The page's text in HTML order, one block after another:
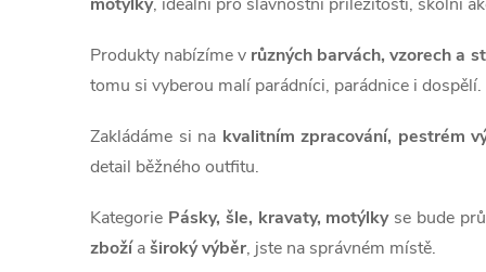
d
a
c
í
p
r
Produkty nabízíme v různých barvách, vzorech a
tomu si vyberou malí parádníci, parádnice i dospělí.
Zakládáme si na kvalitním zpracování, pestrém
detail běžného outfitu.
Kategorie Pásky, šle, kravaty, motýlkyse bude
zbožíaširoký výběr, jste na správném místě.